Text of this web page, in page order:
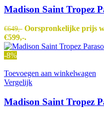
Madison Saint Tropez
€649,- Oorspronkelijke prijs
€599,-.
-8%
Toevoegen aan winkelwagen
Vergelijk
Madison Saint Tropez